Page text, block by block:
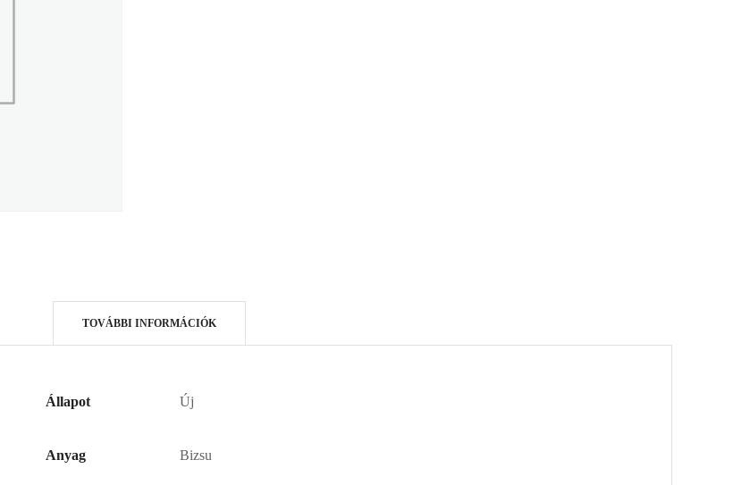
TOVÁBBI INFORMÁCIÓK
Állapot Új
Anyag Bizsu